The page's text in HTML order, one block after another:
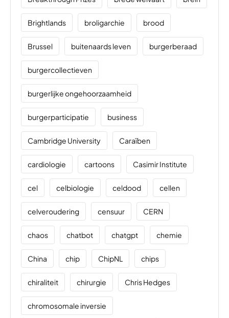
Brightlands broligarchie brood
Brussel buitenaards leven burgerberaad
burgercollectieven
burgerlijke ongehoorzaamheid
burgerparticipatie business
Cambridge University Caraïben
cardiologie cartoons Casimir Institute
cel celbiologie celdood cellen
celveroudering censuur CERN
chaos chatbot chatgpt chemie
China chip ChipNL chips
chiraliteit chirurgie Chris Hedges
chromosomale inversie